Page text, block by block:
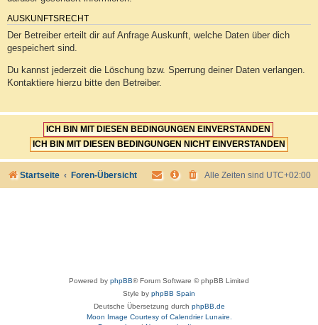
AUSKUNFTSRECHT
Der Betreiber erteilt dir auf Anfrage Auskunft, welche Daten über dich
gespeichert sind.
Du kannst jederzeit die Löschung bzw. Sperrung deiner Daten verlangen.
Kontaktiere hierzu bitte den Betreiber.
Startseite Foren-Übersicht Alle Zeiten sind UTC+02:00
Powered by phpBB® Forum Software © phpBB Limited
Style by phpBB Spain
Deutsche Übersetzung durch phpBB.de
Moon Image Courtesy of Calendrier Lunaire.